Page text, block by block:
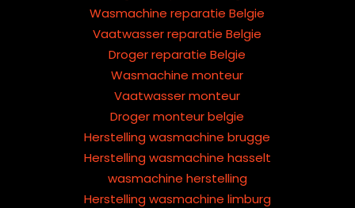
Wasmachine reparatie Belgie
Vaatwasser reparatie Belgie
Droger reparatie Belgie
Wasmachine monteur
Vaatwasser monteur
Droger monteur belgie
Herstelling wasmachine brugge
Herstelling wasmachine hasselt
wasmachine herstelling
Herstelling wasmachine limburg